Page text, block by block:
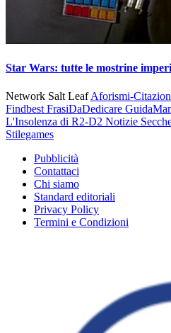
Star Wars: tutte le mostrine
Network Salt LeafAforismi-
Findbest FrasiDaDedicare
L'Insolenza di R2-D2 Notizie
Stilegames
Pubblicità
Contattaci
Chi siamo
Standard editoriali
Privacy Policy
Termini e Condizioni